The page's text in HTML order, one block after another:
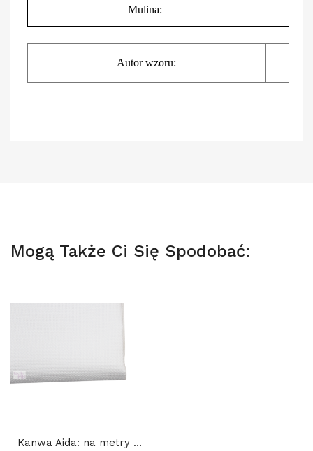
Mulina:
Autor wzoru:
Mogą Także Ci Się Spodobać:
Kanwa Aida: na metry Tajlur: BIAŁA 16ct